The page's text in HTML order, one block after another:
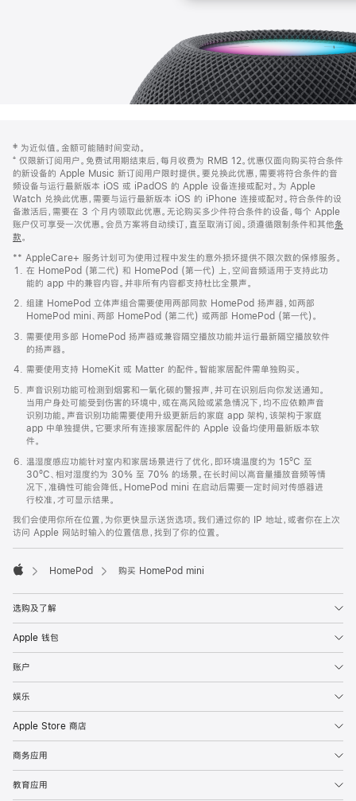
页
页
脚
注
‡ 为近似值。金额可能随时间变动。
⁺ 仅限新订阅用户。免费试用期结束后，每月收费为 RMB 12。优惠仅面向购买符合条件
的新设备的 Apple Music 新订阅用户限时提供。要兑换此优惠，需要将符合条件的音
频设备与运行最新版本 iOS 或 iPadOS 的 Apple 设备连接或配对。为 Apple
Watch 兑换此优惠，需要与运行最新版本 iOS 的 iPhone 连接或配对。符合条件的设
备激活后，需要在 3 个月内领取此优惠。无论购买多少件符合条件的设备，每个 Apple
账户仅可享受一次优惠。会员方案将自动续订，直至取消订阅。须遵循限制条件和其他条
款。
窗
口
中
打
开)
** AppleCare+ 服务计划可为使用过程中发生的意外损坏提供不限次数的保修服务。
在 HomePod (第二代) 和 HomePod (第一代) 上，空间音频适用于支持此功
能的 app 中的兼容内容。并非所有内容都支持杜比全景声。
组建 HomePod 立体声组合需要使用两部同款 HomePod 扬声器，如两部
HomePod mini、两部 HomePod (第二代) 或两部 HomePod (第一代)。
需要使用多部 HomePod 扬声器或兼容隔空播放功能并运行最新隔空播放软件
的扬声器。
需要使用支持 HomeKit 或 Matter 的配件。智能家居配件需单独购买。
声音识别功能可检测到烟雾和一氧化碳的警报声，并可在识别后向你发送通知。
当用户身处可能受到伤害的环境中，或在高风险或紧急情况下，均不应依赖声音
识别功能。声音识别功能需要使用升级更新后的家庭 app 架构，该架构于家庭
app 中单独提供。它要求所有连接家居配件的 Apple 设备均使用最新版本软
件。
温湿度感应功能针对室内和家居场景进行了优化，即环境温度约为 15ºC 至
30ºC、相对湿度约为 30% 至 70% 的场景。在长时间以高音量播放音频等情
况下，准确性可能会降低。HomePod mini 在启动后需要一定时间对传感器进
行校准，才可显示结果。
我们会使用你所在位置，为你更快显示送货选项。我们通过你的 IP 地址，或者你在上次
访问 Apple 网站时输入的位置信息，找到了你的位置。
HomePod 购买 HomePod mini
选购及了解
Apple 钱包
账户
娱乐
Apple Store 商店
商务应用
教育应用